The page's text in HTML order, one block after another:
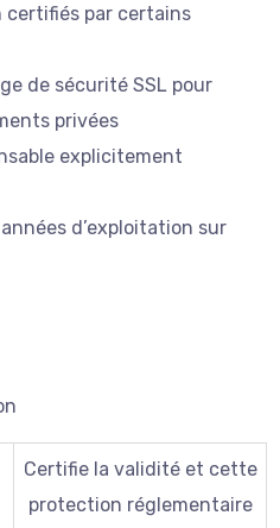
certifiés par certains
de sécurité SSL pour
privées
explicitement
d’exploitation sur
Certifie la validité et cette
protection réglementaire